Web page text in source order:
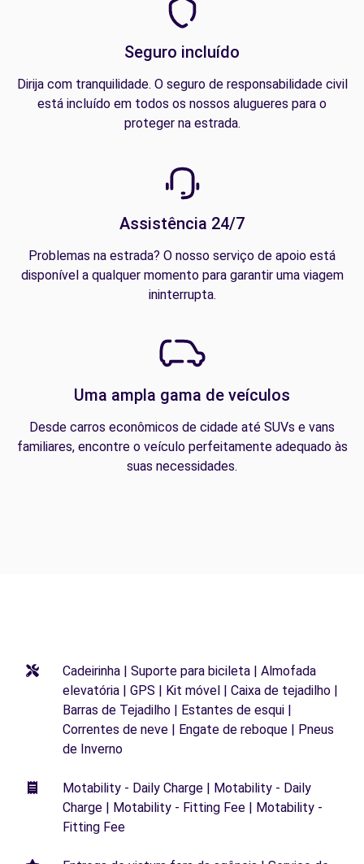
Seguro incluído
Dirija com tranquilidade. O seguro de responsabilidade civil
está incluído em todos os nossos alugueres para o
proteger na estrada.
Assistência 24/7
Problemas na estrada? O nosso serviço de apoio está
disponível a qualquer momento para garantir uma viagem
ininterrupta.
Uma ampla gama de veículos
Desde carros econômicos de cidade até SUVs e vans
familiares, encontre o veículo perfeitamente adequado às
suas necessidades.
Cadeirinha | Suporte para bicileta | Almofada
elevatória | GPS | Kit móvel | Caixa de tejadilho |
Barras de Tejadilho | Estantes de esqui |
Correntes de neve | Engate de reboque | Pneus
de Inverno
Motability - Daily Charge | Motability - Daily
Charge | Motability - Fitting Fee | Motability -
Fitting Fee